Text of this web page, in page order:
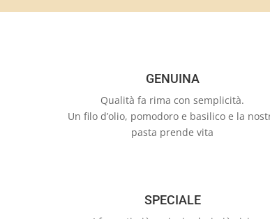
GENUINA
Qualità fa rima con semplicità.
Un filo d’olio, pomodoro e basilico e la
pasta prende vita
SPECIALE